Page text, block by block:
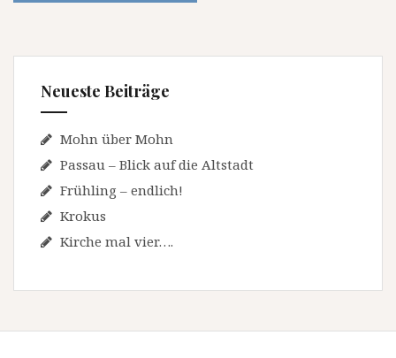
Neueste Beiträge
Mohn über Mohn
Passau – Blick auf die Altstadt
Frühling – endlich!
Krokus
Kirche mal vier….